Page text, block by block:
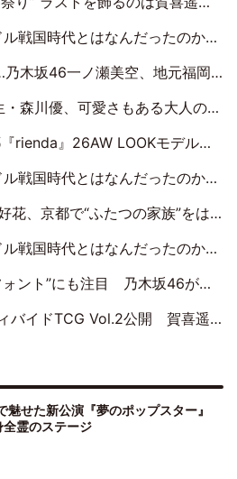
未鈴×相沢梨紗「『ハロプロやりたかったな』って言ったら、夢眠ねむさんに『てめえはでんぱ組．incなんだよ！』って肩パンされて(笑)」
空、地元福岡『めんべい25周年トップサポーター』に就任
川優、可愛さもある大人の女性に
』26AW LOOKモデルに就任
学・真山りか×安本彩花「TIFで10年ぶりのキョンシーメイクをしたら、場を完全に引かせてしまって。時代が変わったんだなって」
族”をはしご！ “母”黒谷友香に見送られ、“父”松岡昌宏とはハシゴ酒
学院・武藤彩未×飯田らうら「正直、中3で辞めるというのを信じてなくて。そう言われてはいたけど、嘘でしょって」
目 乃木坂46が挑んだ書道パフォーマンスの舞台裏
公開 賀喜遥香＆田村真佑が『京まふ』ステージに登壇
魅せた新公演『夢のポップスター』
霊のステージ